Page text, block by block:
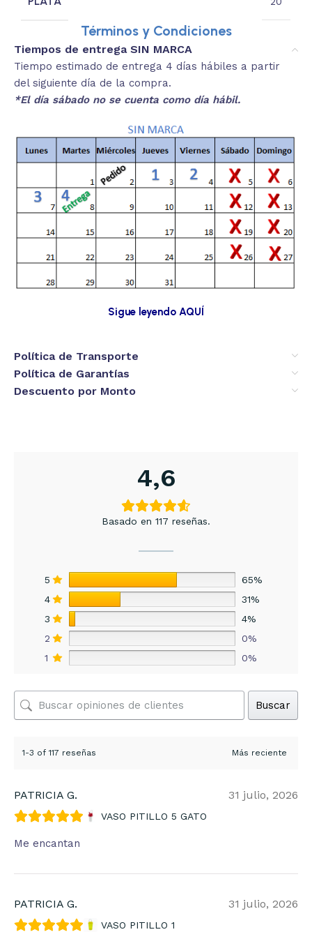
Términos y Condiciones
Tiempos de entrega SIN MARCA
Tiempo estimado de entrega 4 días hábiles a partir
del siguiente día de la compra.
*El día sábado no se cuenta como día hábil.
Sigue leyendo AQUÍ
Política de Transporte
Política de Garantías
Descuento por Monto
4,6
Basado en 117 reseñas.
5
65%
4
31%
3
4%
2
0%
1
0%
Buscar
1-3 of 117 reseñas
PATRICIA G. 31 julio, 2026
VASO PITILLO 5 GATO
Me encantan
PATRICIA G. 31 julio, 2026
VASO PITILLO 1